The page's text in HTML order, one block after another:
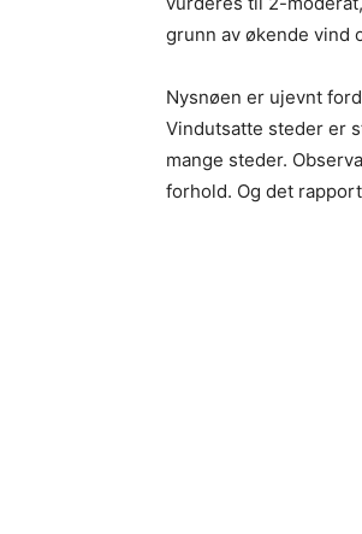
grunn av økende vind
Nysnøen er ujevnt
Vindutsatte steder er
mange steder.
forhold. Og det